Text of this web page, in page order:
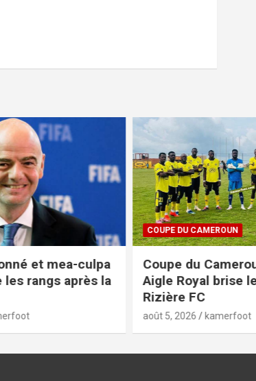
culpa
après la
COUPE DU CAMEROUN
Coupe du Cameroun 2026 :
Aigle Royal brise le rêve de
Rizière FC
août 5, 2026 kamerfoot